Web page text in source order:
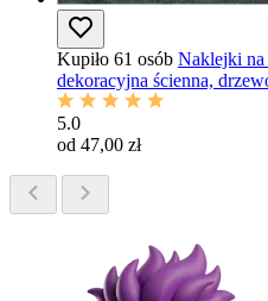
Kupiło 61 osób Naklejki na
dekoracyjna ścienna,
5.0
od 47,00 zł